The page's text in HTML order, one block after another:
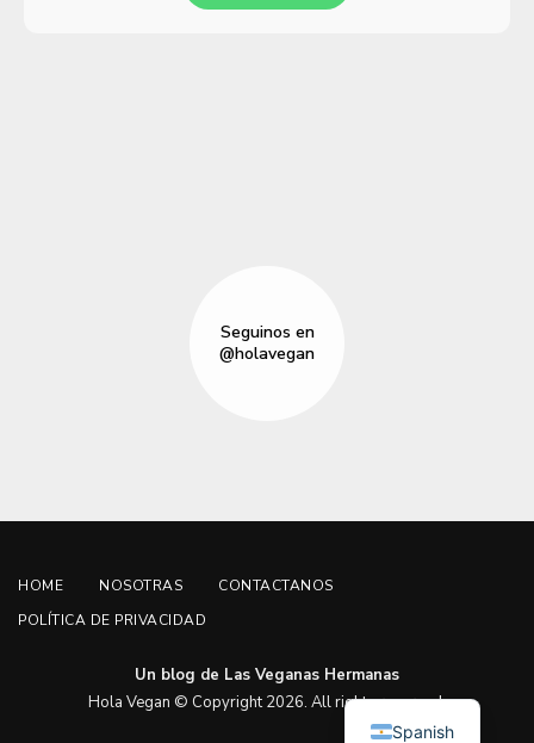
Seguinos en
@holavegan
HOME NOSOTRAS
CONTACTANOS
POLÍTICA DE PRIVACIDAD
Un blog de Las Veganas Hermanas
Hola Vegan © Copyright 2026. All rights reserved.
Spanish
English